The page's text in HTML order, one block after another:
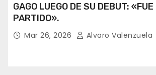
GAGO LUEGO DE SU DEBUT: «FUE
PARTIDO».
Mar 26, 2026 Alvaro Valenzuela